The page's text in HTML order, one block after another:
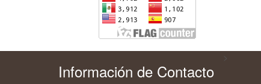
Información de Contacto
>